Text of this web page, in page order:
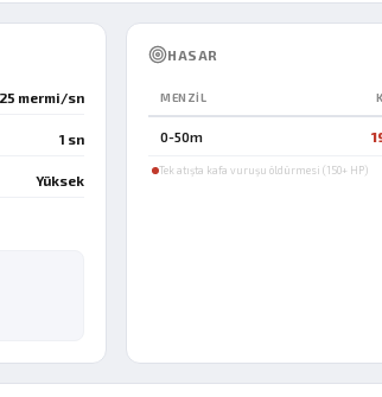
mermi/sn
1 sn
Yüksek
HASAR
MENZIL
0-50m
Tek atışta kafa vuruşu öldürmesi (150+ HP)